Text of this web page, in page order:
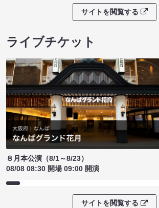
サイトを閲覧する
ライブチケット
８月本公演（8/1～8/23）
08/08 08:30 開場 09:00 開演
サイトを閲覧する